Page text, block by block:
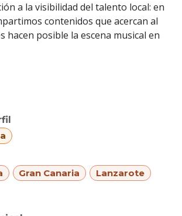
a la visibilidad del talento local: en
contenidos que acercan al
hacen posible la escena musical en
Gran Canaria Lanzarote